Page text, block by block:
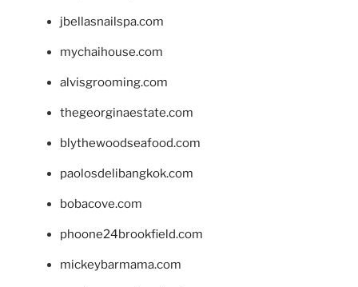
jbellasnailspa.com
mychaihouse.com
alvisgrooming.com
thegeorginaestate.com
blythewoodseafood.com
paolosdelibangkok.com
bobacove.com
phoone24brookfield.com
mickeybarmama.com